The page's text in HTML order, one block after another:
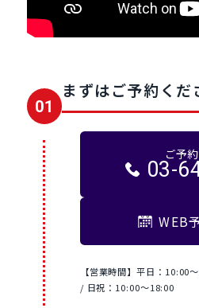
01
まずはご予約く
ご予
03-
WEB
【営業時間】平日：
/ 日祝：10:00〜18:00